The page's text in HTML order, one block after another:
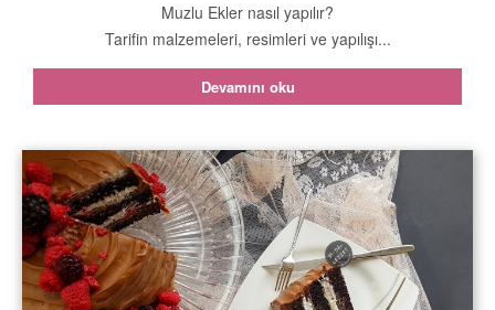
Muzlu Ekler nasıl yapılır?
Tarifin malzemeleri, resimleri ve yapılışı...
Devamını oku